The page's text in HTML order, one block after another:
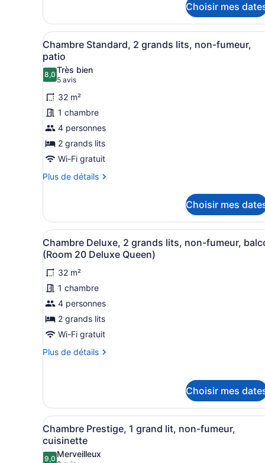
1
grand
lit,
balcon
Choisir mes
Afficher
toutes
les
photos
pour
ce
type
de
chambre :
Chambre
Standard,
lits,
non-
fumeur,
patio
2
Chambre Standard, 2 grands lits, non-fumeur,
patio
8,08,0 sur 10
Très bien
5 avis
(5 avis)
32 m²
1 chambre
4 personnes
2 grands lits
Wi-Fi gratuit
Plus de détails
Plus
Chambre
Standard,
2
grands
lits,
non-
fumeur,
patio
Choisir mes
Afficher
toutes
les
photos
pour
ce
type
de
Chambre
grands
lits,
non-
fumeur,
balcon
5
Chambre Deluxe, 2 grands lits, non-fumeur,
(Room 20 Deluxe Queen)
32 m²
1 chambre
4 personnes
2 grands lits
Wi-Fi gratuit
Plus de détails
Plus
Deluxe,
grands
lits,
non-
fumeur,
Choisir mes
Afficher
toutes
les
4
Chambre Prestige, 1 grand lit, non-fumeur,
cuisinette
9,0 Merveilleux